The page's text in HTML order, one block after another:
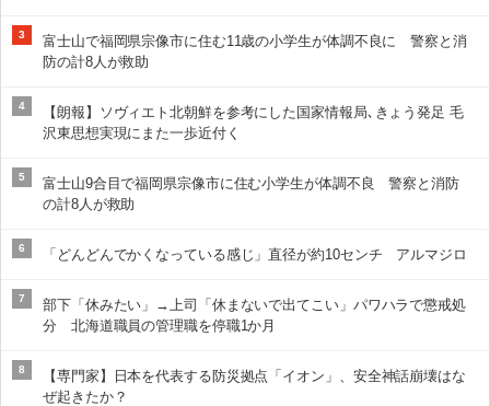
3
富士山で福岡県宗像市に住む11歳の小学生が体調不良に 警察と消
防の計8人が救助
4
【朗報】ソヴィエト北朝鮮を参考にした国家情報局､きょう発足 毛
沢東思想実現にまた一歩近付く
5
富士山9合目で福岡県宗像市に住む小学生が体調不良 警察と消防
の計8人が救助
6 「どんどんでかくなっている感じ」直径が約10センチ アルマジロ
7
部下「休みたい」→上司「休まないで出てこい」パワハラで懲戒処
分 北海道職員の管理職を停職1か月
8
【専門家】日本を代表する防災拠点「イオン」、安全神話崩壊はな
ぜ起きたか？